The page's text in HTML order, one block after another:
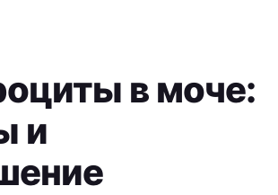
в моче:
и